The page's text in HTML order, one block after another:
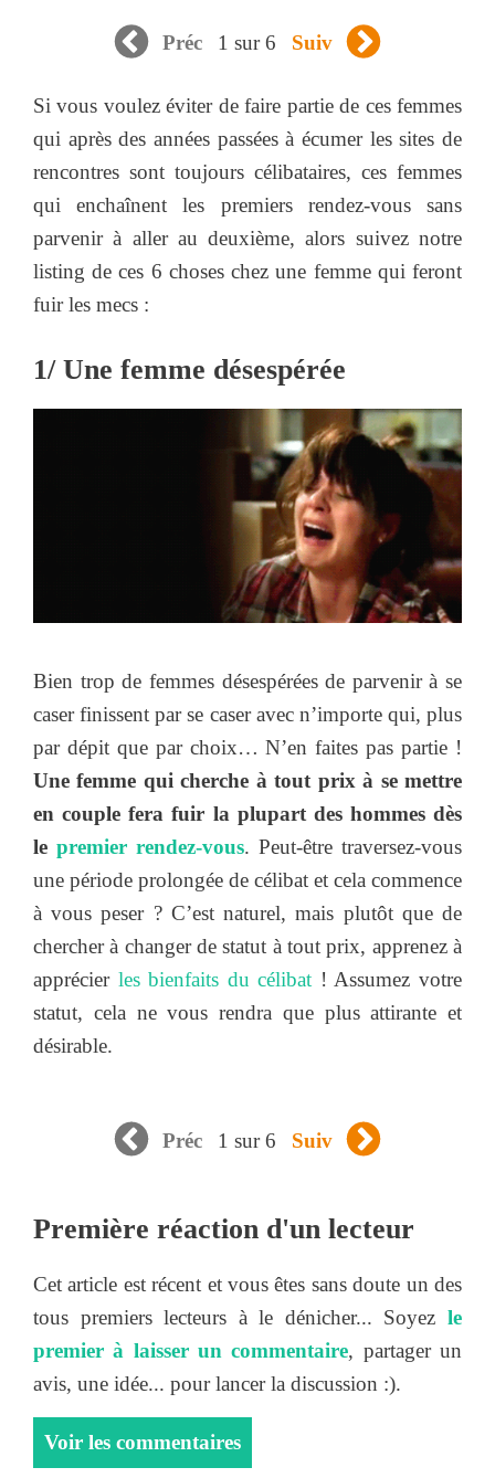
Préc 1 sur 6 Suiv
Si vous voulez éviter de faire partie de ces femmes
qui après des années passées à écumer les sites de
rencontres sont toujours célibataires, ces femmes
qui enchaînent les premiers rendez-vous sans
parvenir à aller au deuxième, alors suivez notre
listing de ces 6 choses chez une femme qui feront
fuir les mecs :
1/ Une femme désespérée
Bien trop de femmes désespérées de parvenir à se
caser finissent par se caser avec n’importe qui, plus
par dépit que par choix… N’en faites pas partie !
Une femme qui cherche à tout prix à se mettre
en couple fera fuir la plupart des hommes dès
le premier rendez-vous. Peut-être traversez-vous
une période prolongée de célibat et cela commence
à vous peser ? C’est naturel, mais plutôt que de
chercher à changer de statut à tout prix, apprenez à
apprécier les bienfaits du célibat ! Assumez votre
statut, cela ne vous rendra que plus attirante et
désirable.
Préc 1 sur 6 Suiv
Première réaction d'un lecteur
Cet article est récent et vous êtes sans doute un des
tous premiers lecteurs à le dénicher... Soyez le
premier à laisser un commentaire, partager un
avis, une idée... pour lancer la discussion :).
Voir les commentaires